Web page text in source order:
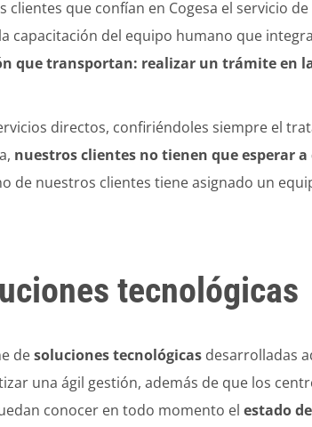
clientes que confían en Cogesa el servicio
capacitación del equipo humano que
que transportan: realizar un trámite en
directos, confiriéndoles siempre el
nuestros clientes no tienen que esperar
de nuestros clientes tiene asignado un
tecnológicas
desoluciones tecnológicas desarrolladas
una ágil gestión, además de que los
conocer en todo momento el estado